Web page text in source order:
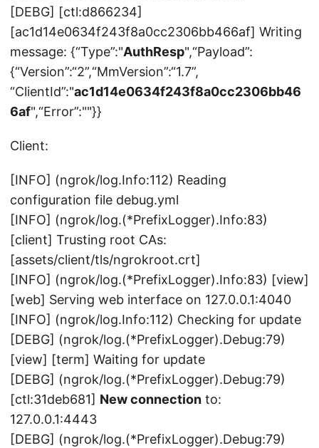
[DEBG] [ctl:d866234]
[ac1d14e0634f243f8a0cc2306bb466af] Writing
message: {“Type”:"AuthResp",“Payload”:
{“Version”:“2”,“MmVersion”:“1.7”,
“ClientId”:"ac1d14e0634f243f8a0cc2306bb46
6af",“Error”:""}}
Client:
[INFO] (ngrok/log.Info:112) Reading
configuration file debug.yml
[INFO] (ngrok/log.(*PrefixLogger).Info:83)
[client] Trusting root CAs:
[assets/client/tls/ngrokroot.crt]
[INFO] (ngrok/log.(*PrefixLogger).Info:83) [view]
[web] Serving web interface on 127.0.0.1:4040
[INFO] (ngrok/log.Info:112) Checking for update
[DEBG] (ngrok/log.(*PrefixLogger).Debug:79)
[view] [term] Waiting for update
[DEBG] (ngrok/log.(*PrefixLogger).Debug:79)
[ctl:31deb681] New connection to:
127.0.0.1:4443
[DEBG] (ngrok/log.(*PrefixLogger).Debug:79)